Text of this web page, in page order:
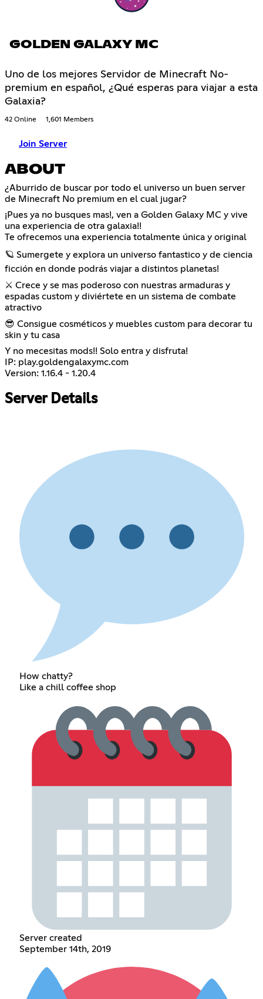
GOLDEN GALAXY MC
Uno de los mejores Servidor de Minecraft No-
premium en español, ¿Qué esperas para viajar a esta
Galaxia?
42 Online 1,601 Members
Join Server
ABOUT
¿Aburrido de buscar por todo el universo un buen server
de Minecraft No premium en el cual jugar?
¡Pues ya no busques mas!, ven a Golden Galaxy MC y vive
una experiencia de otra galaxia!!
Te ofrecemos una experiencia totalmente única y original
🪐 Sumergete y explora un universo fantastico y de ciencia
ficción en donde podrás viajar a distintos planetas!
⚔️ Crece y se mas poderoso con nuestras armaduras y
espadas custom y diviértete en un sistema de combate
atractivo
😎 Consigue cosméticos y muebles custom para decorar tu
skin y tu casa
Y no mecesitas mods!! Solo entra y disfruta!
IP: play.goldengalaxymc.com
Version: 1.16.4 - 1.20.4
Server Details
How chatty?
Like a chill coffee shop
Server created
September 14th, 2019